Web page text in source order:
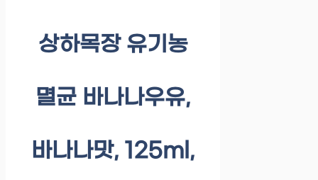
상하목장 유기농
멸균 바나나우유,
바나나맛, 125ml,